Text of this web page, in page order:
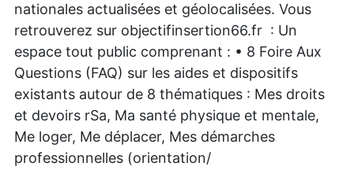
nationales actualisées et géolocalisées. Vous
retrouverez sur objectifinsertion66.fr : Un
espace tout public comprenant : • 8 Foire Aux
Questions (FAQ) sur les aides et dispositifs
existants autour de 8 thématiques : Mes droits
et devoirs rSa, Ma santé physique et mentale,
Me loger, Me déplacer, Mes démarches
professionnelles (orientation/